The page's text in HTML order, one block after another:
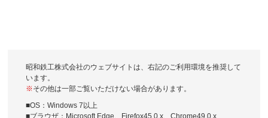
昭和鉄工株式会社のウェブサイトは、右記のご利用環境を推奨して
います。
※その他は一部ご覧いただけない場合があります。
■OS：Windows 7以上
■ブラウザ：Microsoft Edge、Firefox45.0.x、Chrome49.0.x